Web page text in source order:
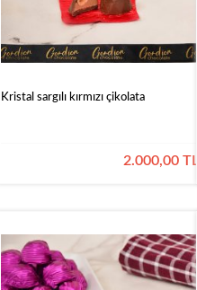
Kristal sargılı kırmızı çikolata
2.000,00 TL